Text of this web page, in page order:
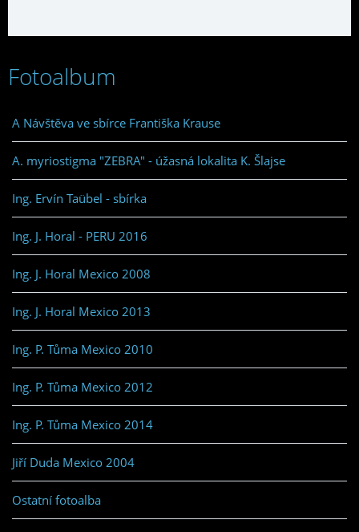
Fotoalbum
A Návštěva ve sbírce Františka Krause
A. myriostigma "ZEBRA" - úžasná lokalita K. Šlajse
Ing. Ervín Taübel - sbírka
Ing. J. Horal - PERU 2016
Ing. J. Horal Mexico 2008
Ing. J. Horal Mexico 2013
Ing. P. Tůma Mexico 2010
Ing. P. Tůma Mexico 2012
Ing. P. Tůma Mexico 2014
Jiří Duda Mexico 2004
Ostatní fotoalba